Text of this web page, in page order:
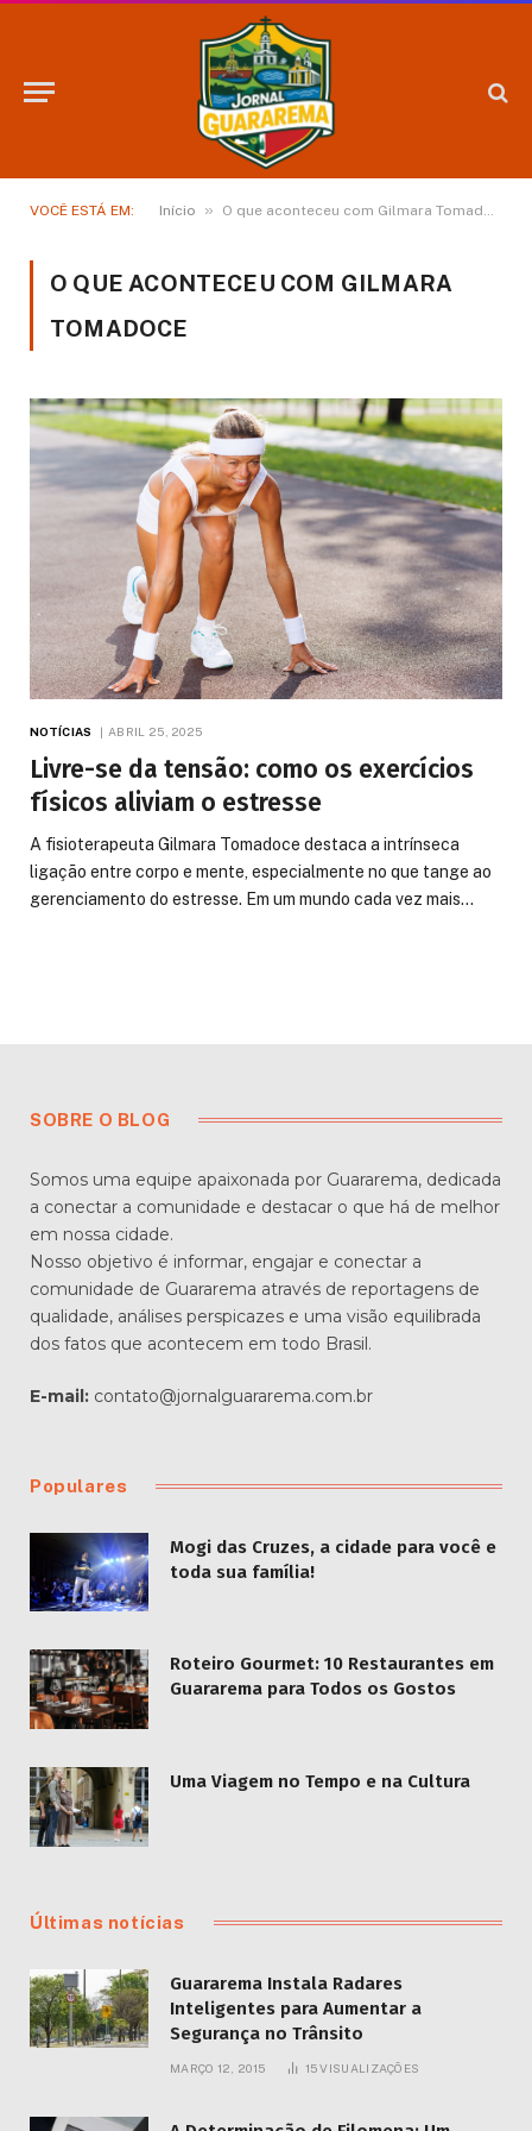
VOCÊ ESTÁ EM: Início » O que aconteceu com Gilmara Tomadoce
O QUE ACONTECEU COM GILMARA
TOMADOCE
NOTÍCIAS ABRIL 25, 2025
Livre-se da tensão: como os exercícios
físicos aliviam o estresse
A fisioterapeuta Gilmara Tomadoce destaca a intrínseca
ligação entre corpo e mente, especialmente no que tange ao
gerenciamento do estresse. Em um mundo cada vez mais…
SOBRE O BLOG
Somos uma equipe apaixonada por Guararema, dedicada
a conectar a comunidade e destacar o que há de melhor
em nossa cidade.
Nosso objetivo é informar, engajar e conectar a
comunidade de Guararema através de reportagens de
qualidade, análises perspicazes e uma visão equilibrada
dos fatos que acontecem em todo Brasil.
E-mail: contato@jornalguararema.com.br
Populares
Mogi das Cruzes, a cidade para você e
toda sua família!
Roteiro Gourmet: 10 Restaurantes em
Guararema para Todos os Gostos
Uma Viagem no Tempo e na Cultura
Últimas notícias
Guararema Instala Radares
Inteligentes para Aumentar a
Segurança no Trânsito
MARÇO 12, 2015 15VISUALIZAÇÕES